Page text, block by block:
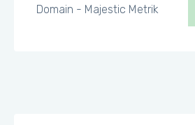
Domain - Majestic Metrik